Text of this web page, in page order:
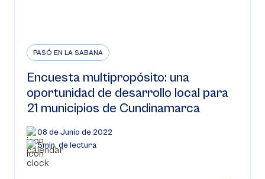
PASÓ EN LA SABANA
Encuesta multipropósito: una
oportunidad de desarrollo local para
21 municipios de Cundinamarca
08 de Junio de 2022
5min. de lectura